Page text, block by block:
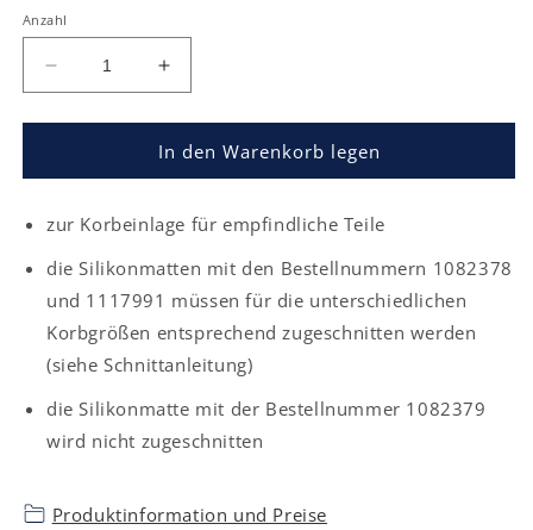
Anzahl
Verringere
die
Menge
Silikonmatte
Erhöhe
die
Menge
für
Silikonmatte
In den Warenkorb legen
zur Korbeinlage für empfindliche Teile
die Silikonmatten mit den Bestellnummern 1082378
und 1117991 müssen für die unterschiedlichen
Korbgrößen entsprechend zugeschnitten werden
(siehe Schnittanleitung)
die Silikonmatte mit der Bestellnummer 1082379
wird nicht zugeschnitten
Produktinformation und Preise